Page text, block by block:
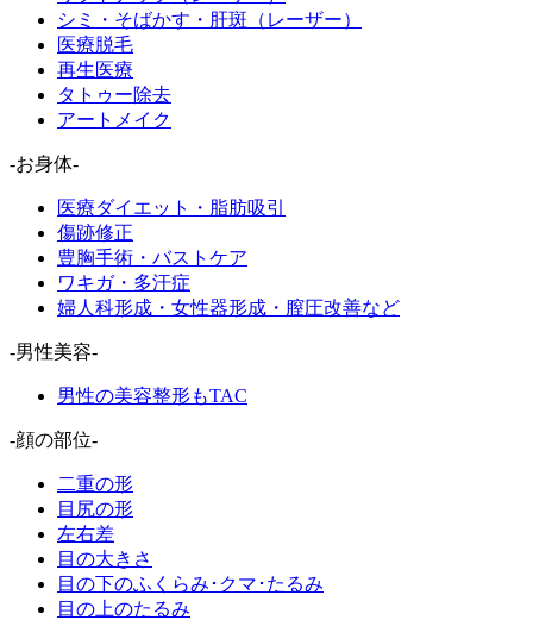
シミ・そばかす・肝斑（レーザー）
医療脱毛
再生医療
タトゥー除去
アートメイク
-お身体-
医療ダイエット・脂肪吸引
傷跡修正
豊胸手術・バストケア
ワキガ・多汗症
婦人科形成・女性器形成・膣圧改善など
-男性美容-
男性の美容整形もTAC
-顔の部位-
二重の形
目尻の形
左右差
目の大きさ
目の下のふくらみ･クマ･たるみ
目の上のたるみ